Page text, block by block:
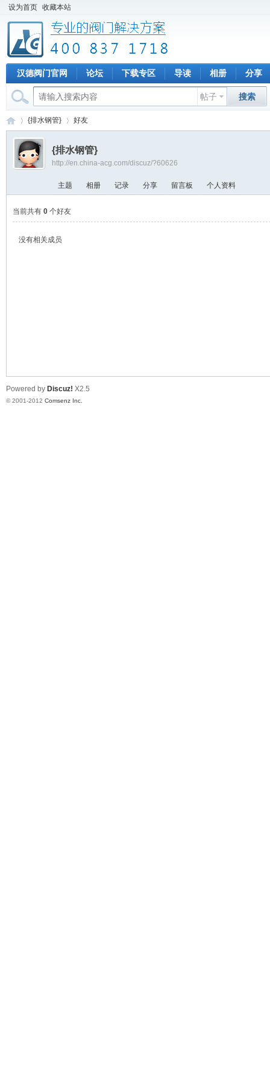
设为首页 收藏本站
汉德阀门官网 论坛 下载专区 导读 相册 分享
帖子 搜索
›
{排水钢管} 好友
{排水钢管}
http://en.china-acg.com/discuz/?60626
主题 相册 记录 分享 留言板 个人资料
当前共有 0 个好友
没有相关成员
Powered by Discuz! X2.5
© 2001-2012 Comsenz Inc.